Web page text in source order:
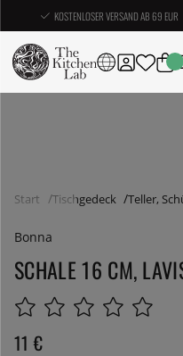
KOSTENLOSER VERSAND AB 69 EUR
Start Tischgedeck Teller,
Bonna
SCHALE 16 CM,
11 €